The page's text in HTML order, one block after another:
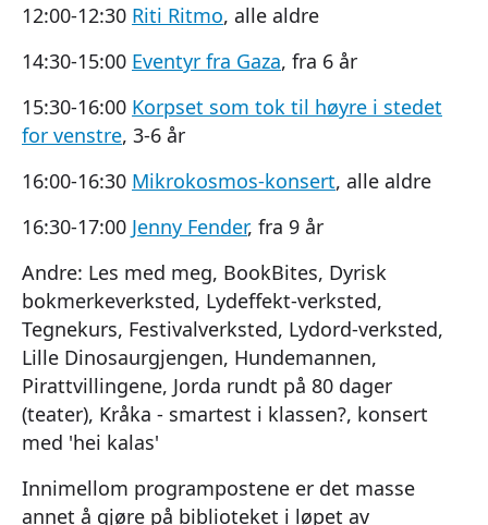
12:00-12:30 Riti Ritmo, alle aldre
14:30-15:00 Eventyr fra Gaza, fra 6 år
15:30-16:00 Korpset som tok til høyre i stedet
for venstre, 3-6 år
16:00-16:30 Mikrokosmos-konsert, alle aldre
16:30-17:00 Jenny Fender, fra 9 år
Andre: Les med meg, BookBites, Dyrisk
bokmerkeverksted, Lydeffekt-verksted,
Tegnekurs, Festivalverksted, Lydord-verksted,
Lille Dinosaurgjengen, Hundemannen,
Pirattvillingene, Jorda rundt på 80 dager
(teater), Kråka - smartest i klassen?, konsert
med 'hei kalas'
Innimellom programpostene er det masse
annet å gjøre på biblioteket i løpet av